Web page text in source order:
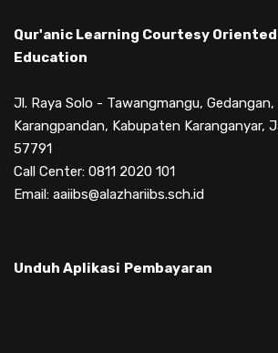
Qur'anic Learning Courtesy Oriented
Education
Jl. Raya Solo - Tawangmangu, Gedangan,
Karangpandan, Kabupaten Karanganyar,
57791
Call Center: 0811 2020 101
Email: aaiibs@alazhariibs.sch.id
Unduh Aplikasi Pembayaran